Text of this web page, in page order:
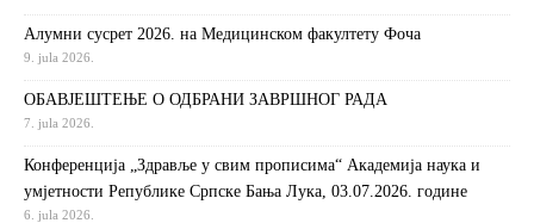
Алумни сусрет 2026. на Медицинском факултету Фоча
9. jula 2026.
ОБАВЈЕШТЕЊЕ О ОДБРАНИ ЗАВРШНОГ РАДА
7. jula 2026.
Конференција „Здравље у свим прописима“ Академија наука и
умјетности Републике Српске Бања Лука, 03.07.2026. године
6. jula 2026.